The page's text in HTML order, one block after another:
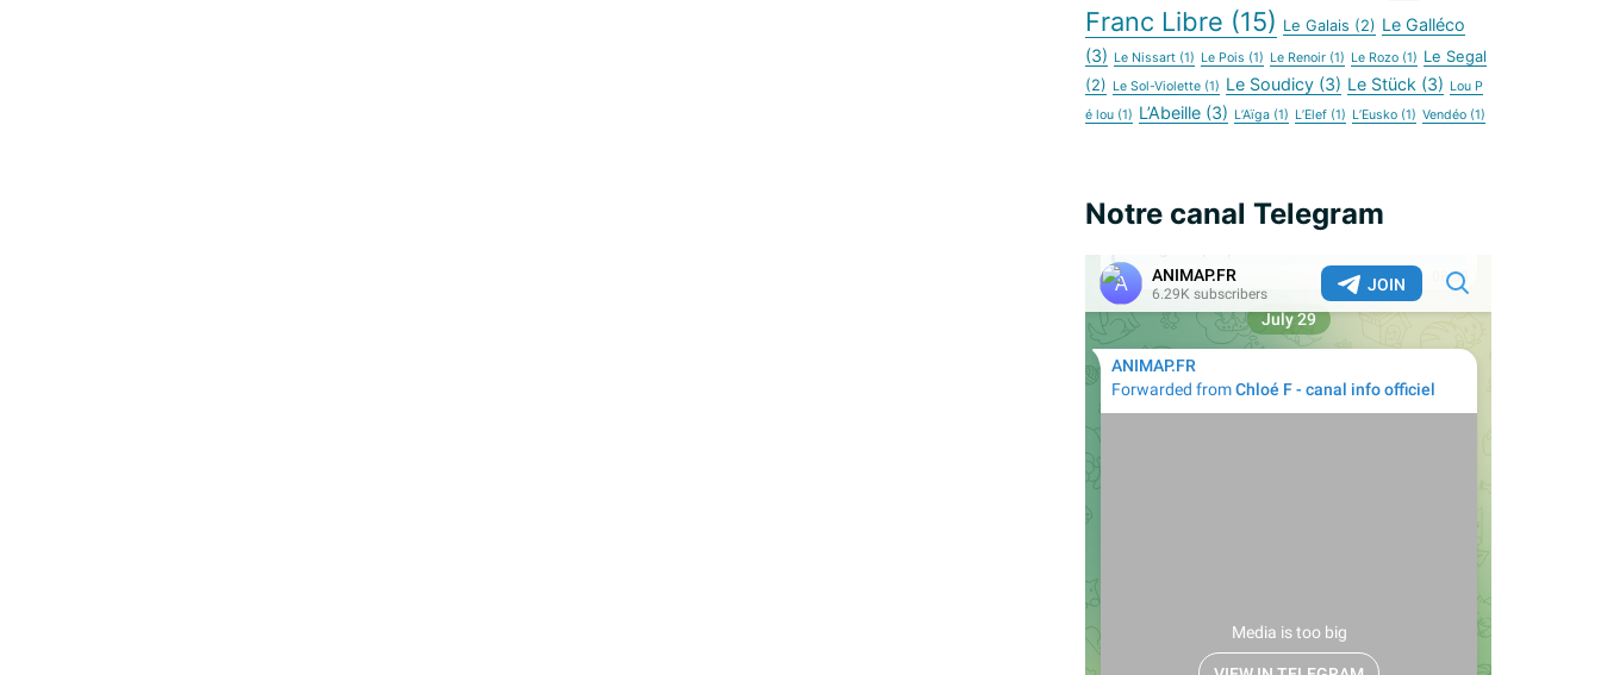
Franc Libre (15) Le Galais (2) Le Galléco
(3) Le Nissart (1) Le Pois (1) Le Renoir (1) Le Rozo (1) Le Segal
(2) Le Sol-Violette (1) Le Soudicy (3) Le Stück (3) Lou P
é lou (1) L’Abeille (3) L’Aïga (1) L’Elef (1) L’Eusko (1) Vendéo (1)
Notre canal Telegram